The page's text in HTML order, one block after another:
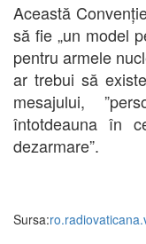
Această
să fie „un model
pentru armele
ar trebui să
mesajului,
întotdeauna în
dezarmare”.
Sursa: